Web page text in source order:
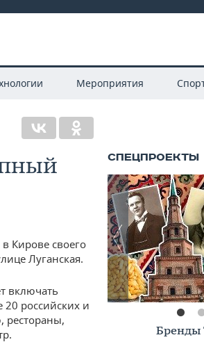
Мероприятия
Кирове своего
Луганская.
включать
российских и
рестораны,